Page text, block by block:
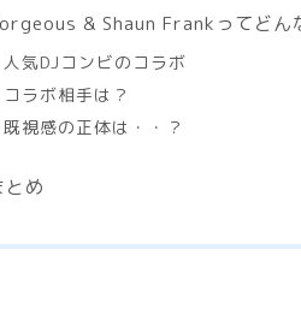
& Shaun Frankってどん
人気DJコンビのコラボ
コラボ相手は？
既視感の正体は・・？
とめ